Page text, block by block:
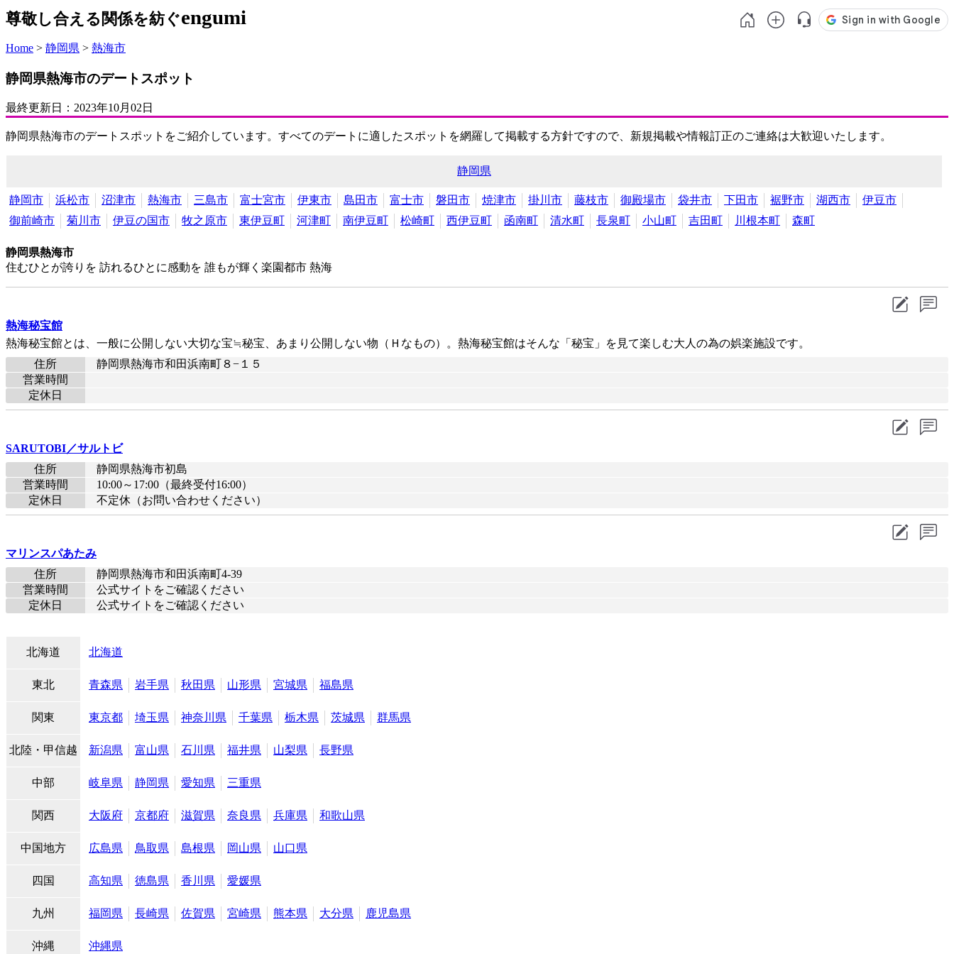
尊敬し合える関係を紡ぐengumi
Home > 静岡県 > 熱海市
静岡県熱海市のデートスポット
最終更新日： 2023年10月02日
静岡県熱海市のデートスポットをご紹介しています。すべてのデートに適したスポットを網羅して掲載する方針ですので、新規掲載や情報訂正のご連絡は大歓迎いたします。
静岡県
静岡市 浜松市 沼津市 熱海市 三島市 富士宮市 伊東市 島田市 富士市 磐田市 焼津市 掛川市 藤枝市 御殿場市 袋井市 下田市 裾野市 湖西市
伊豆市
御前崎市
菊川市 伊豆の国市 牧之原市 東伊豆町 河津町 南伊豆町 松崎町 西伊豆町 函南町 清水町 長泉町 小山町 吉田町 川根本町 森町
静岡県熱海市
住むひとが誇りを 訪れるひとに感動を 誰もが輝く楽園都市 熱海
熱海秘宝館
熱海秘宝館とは、一般に公開しない大切な宝≒秘宝、あまり公開しない物（Ｈなもの）。熱海秘宝館はそんな「秘宝」を見て楽しむ大人の為の娯楽施設です。
住所
静岡県熱海市和田浜南町８−１５
営業時間
定休日
SARUTOBI／サルトビ
住所
静岡県熱海市初島
営業時間
10:00～17:00（最終受付16:00）
定休日
不定休（お問い合わせください）
マリンスパあたみ
住所
静岡県熱海市和田浜南町4-39
営業時間
公式サイトをご確認ください
定休日
公式サイトをご確認ください
北海道 北海道
東北 青森県 岩手県 秋田県 山形県 宮城県 福島県
関東 東京都 埼玉県 神奈川県 千葉県 栃木県 茨城県 群馬県
北陸・甲信越 新潟県 富山県 石川県 福井県 山梨県 長野県
中部 岐阜県 静岡県 愛知県 三重県
関西 大阪府 京都府 滋賀県 奈良県 兵庫県 和歌山県
中国地方 広島県 鳥取県 島根県 岡山県 山口県
四国 高知県 徳島県 香川県 愛媛県
九州 福岡県 長崎県 佐賀県 宮崎県 熊本県 大分県 鹿児島県
沖縄 沖縄県